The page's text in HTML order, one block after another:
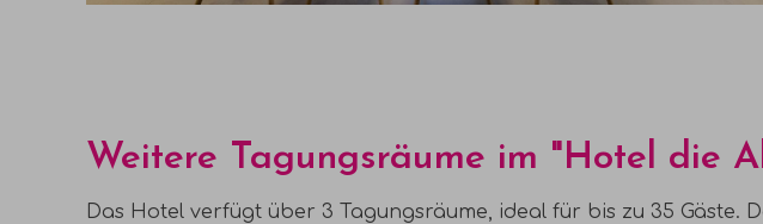
Weitere Tagungsräume im "Hotel die
Das Hotel verfügt über 3 Tagungsräume, ideal für bis zu 35 Gäste.